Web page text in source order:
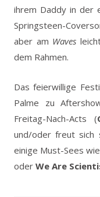
ihrem Daddy in der
Springsteen-
aber am Waves
dem Rahmen.
Das feierwillige
Palme zu
Freitag-Nach-Acts (
und/oder freut sich
einige Must-Sees wie
oder We Are